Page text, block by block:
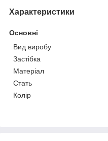
Характеристики
Основні
Вид виробу
Застібка
Матеріал
Стать
Колір